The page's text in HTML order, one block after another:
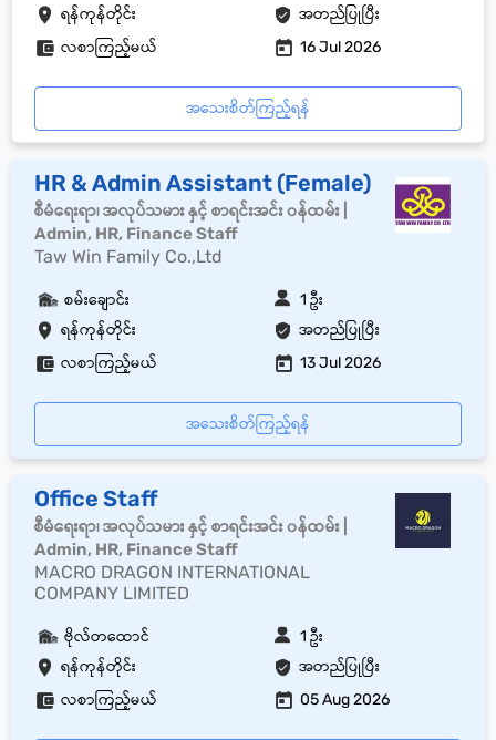
ရန်ကုန်တိုင်း အတည်ပြုပြီး
လစာကြည့်မယ် 16 Jul 2026
အသေးစိတ်ကြည့်ရန်
HR & Admin Assistant (Female)
စီမံရေးရာ၊ အလုပ်သမား နှင့် စာရင်းအင်း ၀န်ထမ်း |
Admin, HR, Finance Staff
Taw Win Family Co.,Ltd
ရန်ကုန်တိုင်း အတည်ပြုပြီး
စမ်းချောင်း 1 ဦး
လစာကြည့်မယ် 13 Jul 2026
အသေးစိတ်ကြည့်ရန်
Office Staff
စီမံရေးရာ၊ အလုပ်သမား နှင့် စာရင်းအင်း ၀န်ထမ်း |
Admin, HR, Finance Staff
MACRO DRAGON INTERNATIONAL
COMPANY LIMITED
ရန်ကုန်တိုင်း အတည်ပြုပြီး
ဗိုလ်တထောင် 1 ဦး
လစာကြည့်မယ် 05 Aug 2026